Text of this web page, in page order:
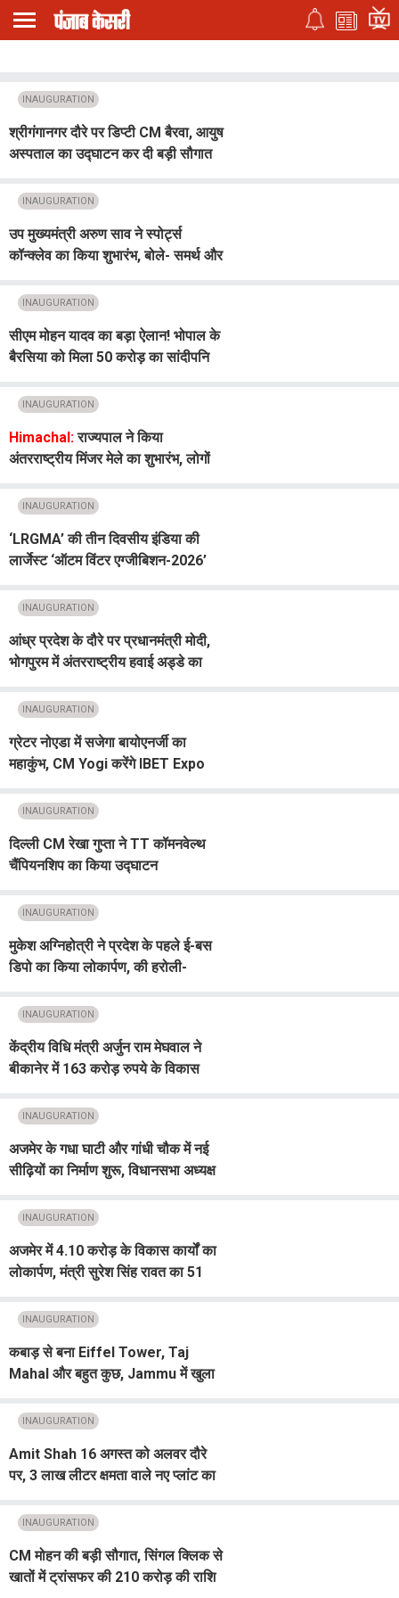
INAUGURATION
श्रीगंगानगर दौरे पर डिप्टी CM बैरवा, आयुष
अस्पताल का उद्घाटन कर दी बड़ी सौगात
INAUGURATION
उप मुख्यमंत्री अरुण साव ने स्पोर्ट्स
कॉन्क्लेव का किया शुभारंभ, बोले- समर्थ और
साबित होगा खेल
INAUGURATION
सीएम मोहन यादव का बड़ा ऐलान! भोपाल के
बैरसिया को मिला 50 करोड़ का सांदीपनि
INAUGURATION
Himachal:राज्यपाल ने किया
अंतरराष्ट्रीय मिंजर मेले का शुभारंभ, लोगों
INAUGURATION
‘LRGMA’ की तीन दिवसीय इंडिया की
लार्जेस्ट ‘ऑटम विंटर एग्जीबिशन-2026’
INAUGURATION
आंध्र प्रदेश के दौरे पर प्रधानमंत्री मोदी,
भोगपुरम में अंतरराष्ट्रीय हवाई अड्डे का
INAUGURATION
ग्रेटर नोएडा में सजेगा बायोएनर्जी का
महाकुंभ, CM Yogi करेंगे IBET Expo
INAUGURATION
दिल्ली CM रेखा गुप्ता ने TT कॉमनवेल्थ
चैंपियनशिप का किया उद्घाटन
INAUGURATION
मुकेश अग्निहोत्री ने प्रदेश के पहले ई-बस
डिपो का किया लोकार्पण, की हरोली-
INAUGURATION
केंद्रीय विधि मंत्री अर्जुन राम मेघवाल ने
बीकानेर में 163 करोड़ रुपये के विकास
INAUGURATION
अजमेर के गधा घाटी और गांधी चौक में नई
सीढ़ियों का निर्माण शुरू, विधानसभा अध्यक्ष
INAUGURATION
अजमेर में 4.10 करोड़ के विकास कार्यों का
लोकार्पण, मंत्री सुरेश सिंह रावत का 51
INAUGURATION
कबाड़ से बना Eiffel Tower, Taj
Mahal और बहुत कुछ, Jammu में खुला
INAUGURATION
Amit Shah 16 अगस्त को अलवर दौरे
पर, 3 लाख लीटर क्षमता वाले नए प्लांट का
INAUGURATION
CM मोहन की बड़ी सौगात, सिंगल क्लिक से
खातों में ट्रांसफर की 210 करोड़ की राशि